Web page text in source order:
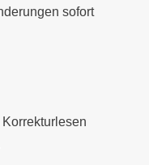
sofort